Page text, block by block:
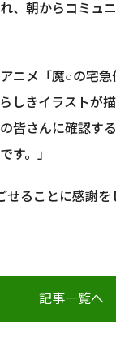
、朝からコミュ
ニメ「魔○の宅
しきイラストが
皆さんに確認す
す。」
せることに感謝を
記事一覧へ